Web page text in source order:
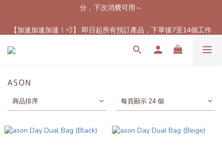
【最新免郵優惠！🚚】滿$800（折扣後總額）包順豐站或櫃自取
天內到港！✈️（除了個別官方特定發貨時間產品）
【最新免郵優惠！🚚】滿$800（折扣後總額）包順豐站或櫃自取
ASON
商品排序 每頁顯示 24 個